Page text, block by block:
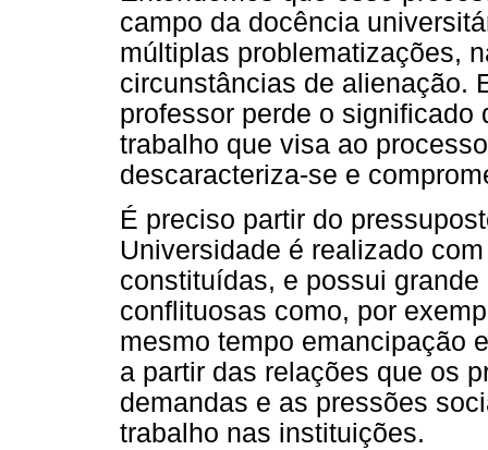
campo da docência
múltiplas problematizações,
circunstâncias de alienação.
professor perde o
trabalho que visa ao
descaracteriza-se e
É preciso partir do
Universidade é realizado
constituídas, e possui
conflituosas como, por
mesmo tempo emancipação
a partir das relações que os
demandas e as pressões
trabalho nas instituições.